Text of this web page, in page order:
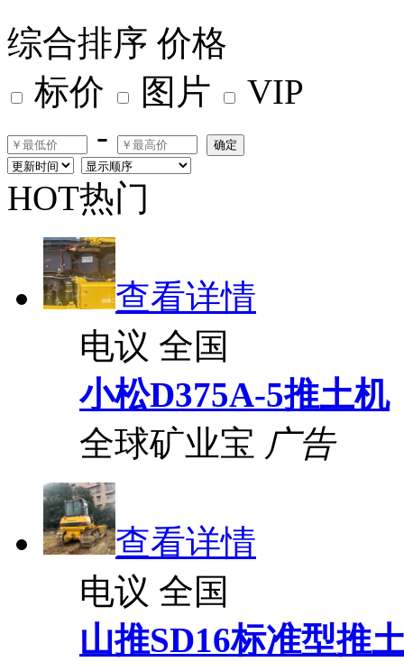
综合排序 价格
标价
图片
VIP
-
确定
HOT热门
查看详情
电议 全国
小松D375A-5推土机
全球矿业宝 广告
查看详情
电议 全国
山推SD16标准型推